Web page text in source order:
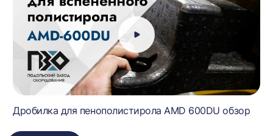
Дробилка для пенополистирола AMD 600DU обзор